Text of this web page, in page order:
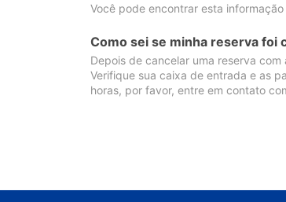
Você pode encontrar esta
Como sei se minha reserva foi
Depois de cancelar uma reserva
Verifique sua caixa de entrada e as
horas, por favor, entre em contato